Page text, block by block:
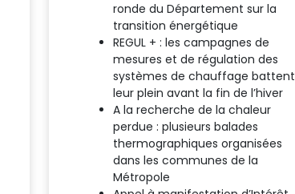
ronde du Département sur la
transition énergétique
REGUL + : les campagnes de
mesures et de régulation des
systèmes de chauffage battent
leur plein avant la fin de l’hiver
A la recherche de la chaleur
perdue : plusieurs balades
thermographiques organisées
dans les communes de la
Métropole